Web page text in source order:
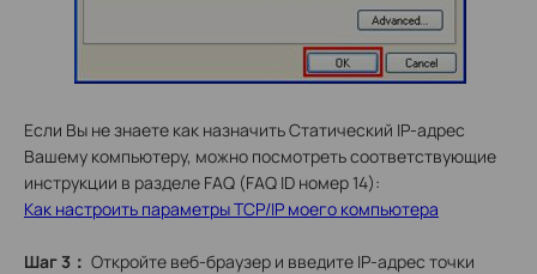
Если Вы не знаете как назначить Статический IP-адрес
Вашему компьютеру, можно посмотреть соответствующие
инструкции в разделе FAQ (FAQ ID номер 14):
Как настроить параметры TCP/IP моего компьютера
Шаг 3 ： Откройте веб-браузер и введите IP-адрес точки